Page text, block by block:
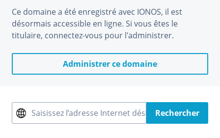
Ce domaine a été enregistré avec IONOS, il est
désormais accessible en ligne. Si vous êtes le
titulaire, connectez-vous pour l'administrer.
Administrer ce domaine
Saisissez l’adresse Internet désiréeRechercher